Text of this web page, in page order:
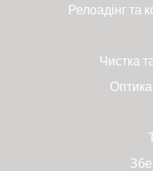
Релоадінг та
Чистка